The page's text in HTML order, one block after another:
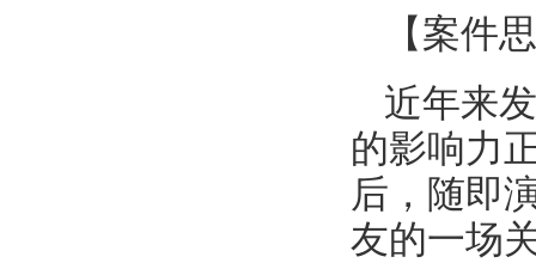
【案件
近年来
的影响力
后，随即
友的一场